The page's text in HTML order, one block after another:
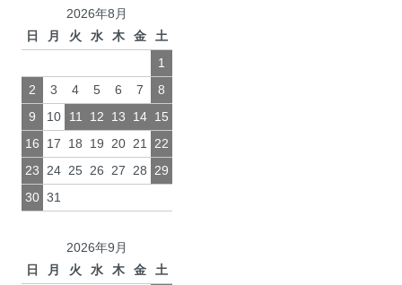
2026年8月
日
月 火 水 木 金
土
1
2
3 4 5 6 7
8
9
10 11 12 13 14 15
16
17 18 19 20 21 22
23 24 25 26 27 28 29
30 31
2026年9月
日
月 火 水 木 金
土